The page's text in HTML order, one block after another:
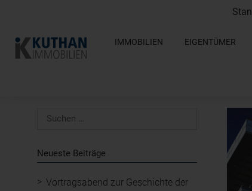
IMMOBILIEN EIGENTÜMER
Neueste Beiträge
Vortragsabend zur Geschichte der